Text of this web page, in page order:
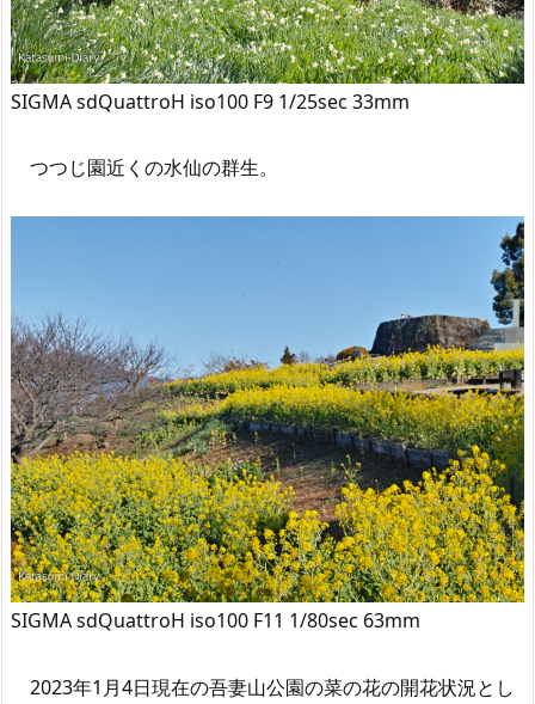
SIGMA sdQuattroH iso100 F9 1/25sec 33mm
つつじ園近くの水仙の群生。
SIGMA sdQuattroH iso100 F11 1/80sec 63mm
2023年1月4日現在の吾妻山公園の菜の花の開花状況とし